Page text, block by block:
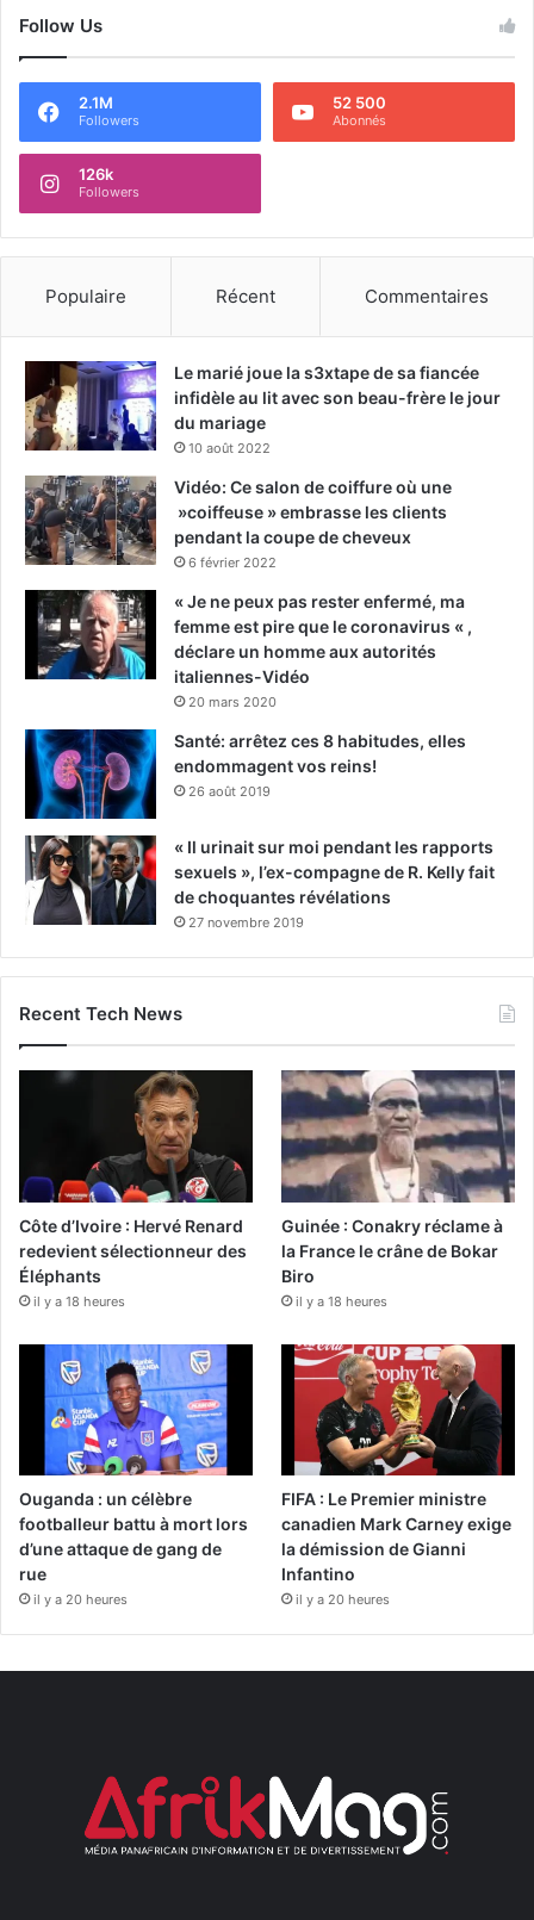
Follow Us
2.1M
Followers
52 500
Abonnés
126k
Followers
Populaire Récent Commentaires
Le marié joue la s3xtape de sa fiancée
infidèle au lit avec son beau-frère le jour
du mariage
10 août 2022
Vidéo: Ce salon de coiffure où une
»coiffeuse » embrasse les clients
pendant la coupe de cheveux
6 février 2022
« Je ne peux pas rester enfermé, ma
femme est pire que le coronavirus « ,
déclare un homme aux autorités
italiennes-Vidéo
20 mars 2020
Santé: arrêtez ces 8 habitudes, elles
endommagent vos reins!
26 août 2019
« Il urinait sur moi pendant les rapports
sexuels », l’ex-compagne de R. Kelly fait
de choquantes révélations
27 novembre 2019
Recent Tech News
Côte d’Ivoire : Hervé Renard
redevient sélectionneur des
Éléphants
il y a 18 heures
Guinée : Conakry réclame à
la France le crâne de Bokar
Biro
il y a 18 heures
Ouganda : un célèbre
footballeur battu à mort lors
d’une attaque de gang de
rue
il y a 20 heures
FIFA : Le Premier ministre
canadien Mark Carney exige
la démission de Gianni
Infantino
il y a 20 heures